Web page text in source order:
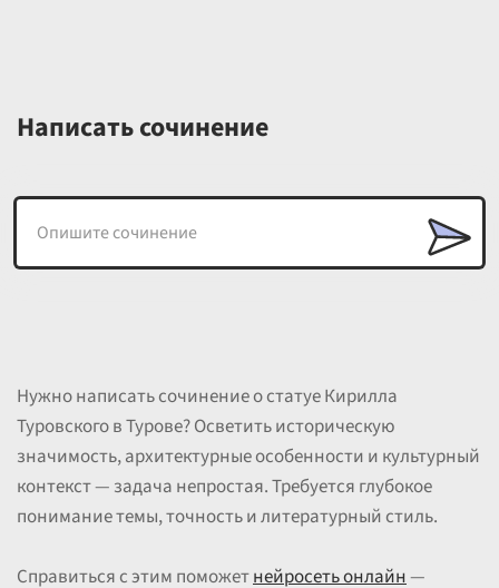
Написать сочинение
Нужно написать сочинение о статуе Кирилла
Туровского в Турове? Осветить историческую
значимость, архитектурные особенности и культурный
контекст — задача непростая. Требуется глубокое
понимание темы, точность и литературный стиль.
Справиться с этим поможетнейросеть онлайн—